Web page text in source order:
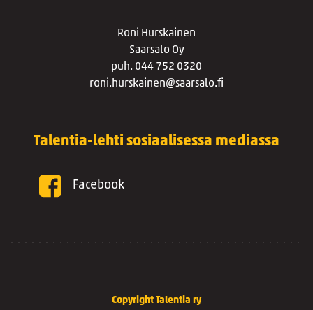
Roni Hurskainen
Saarsalo Oy
puh. 044 752 0320
roni.hurskainen@saarsalo.fi
Talentia-lehti sosiaalisessa mediassa
Facebook
Copyright Talentia ry